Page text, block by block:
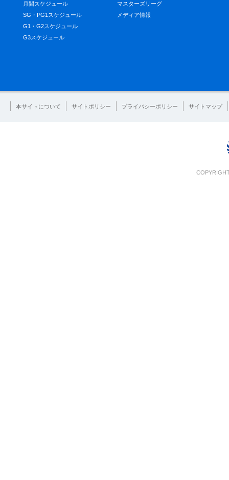
月間スケジュール
SG・PG1スケジュール
G1・G2スケジュール
G3スケジュール
マスターズリーグ
メディア情報
本サイトについて サイトポリシー プライバシーポリシー サイトマップ